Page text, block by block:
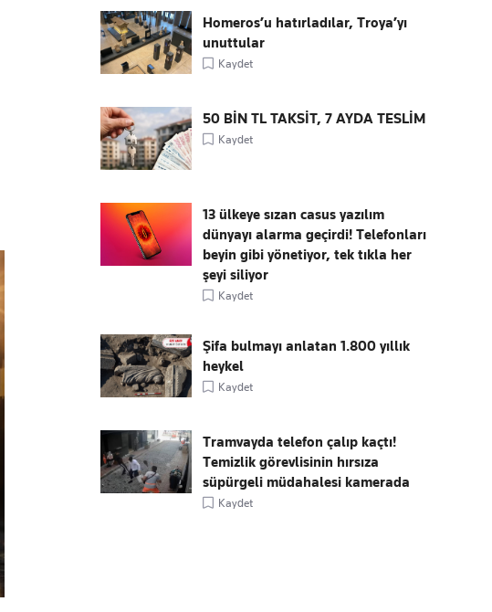
Homeros’u hatırladılar, Troya’yı
unuttular
Kaydet
50 BİN TL TAKSİT, 7 AYDA TESLİM
Kaydet
13 ülkeye sızan casus yazılım
dünyayı alarma geçirdi! Telefonları
beyin gibi yönetiyor, tek tıkla her
şeyi siliyor
Kaydet
Şifa bulmayı anlatan 1.800 yıllık
heykel
Kaydet
Tramvayda telefon çalıp kaçtı!
Temizlik görevlisinin hırsıza
süpürgeli müdahalesi kamerada
Kaydet